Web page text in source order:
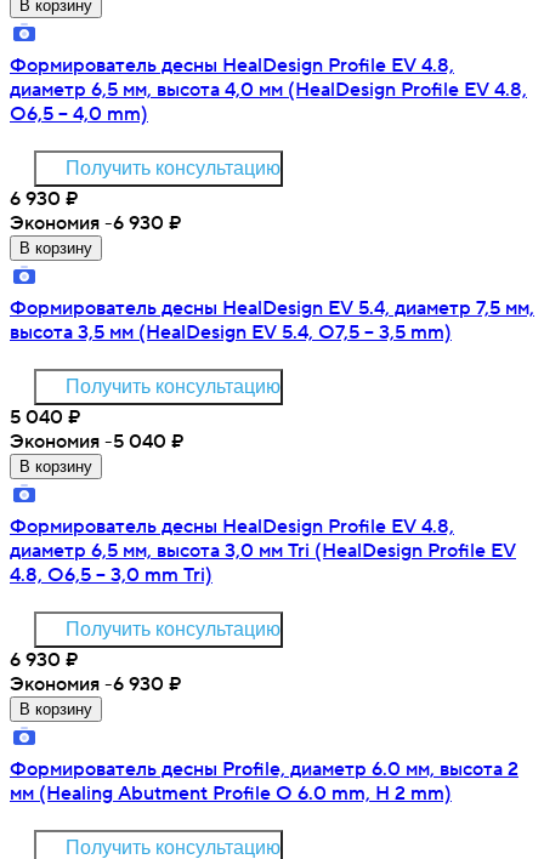
В корзину
Формирователь десны HealDesign Profile EV 4.8,
диаметр 6,5 мм, высота 4,0 мм (HealDesign Profile EV 4.8,
O6,5 – 4,0 mm)
Получить консультацию
6 930 ₽
Экономия -6 930 ₽
В корзину
Формирователь десны HealDesign EV 5.4, диаметр 7,5 мм,
высота 3,5 мм (HealDesign EV 5.4, O7,5 – 3,5 mm)
Получить консультацию
5 040 ₽
Экономия -5 040 ₽
В корзину
Формирователь десны HealDesign Profile EV 4.8,
диаметр 6,5 мм, высота 3,0 мм Tri (HealDesign Profile EV
4.8, O6,5 – 3,0 mm Tri)
Получить консультацию
6 930 ₽
Экономия -6 930 ₽
В корзину
Формирователь десны Profile, диаметр 6.0 мм, высота 2
мм (Healing Abutment Profile O 6.0 mm, H 2 mm)
Получить консультацию